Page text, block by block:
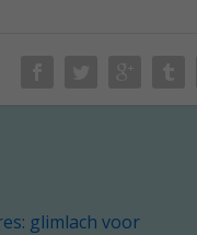
glimlach voor